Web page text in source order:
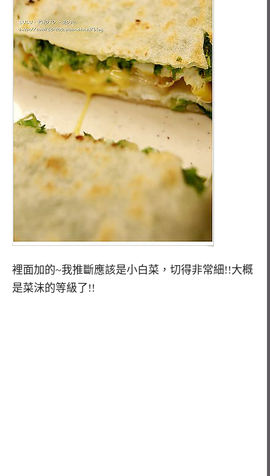
裡面加的~我推斷應該是小白菜，切得非常細!!大概
是菜沫的等級了!!